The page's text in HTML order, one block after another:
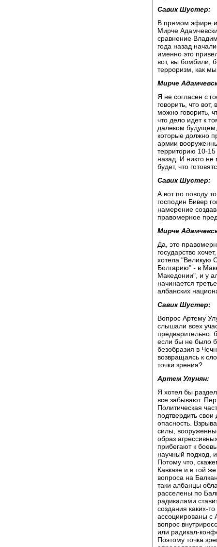
Савик Шустер:
В прямом эфире
Мирче
сравнение
года назад
именно это
вот, вы бомбили,
терроризм, как
Мирче
Я не согласен с
говорить, что
можно говорить,
что дело идет к
далеком
которые должно
армии
территорию 10-15
назад. И никто не
будет, что
Савик Шустер:
А вот по поводу
господин Бивер
намерение
правомерное
Мирче
Да, это
государство
хотела "Великую
Болгарию" - в
Македонии", и у
начинается
албанских
Савик Шустер:
Вопрос Артему
слышали всех
предварительно:
если бы не было
безобразия в
возвращаясь к
точки зрения?
Артем Улунян:
Я хотел бы
все забывают.
Политическая
подтвердить
опасность.
силы,
образ
прибегают к
научный подход,
Потому что,
Кавказе и в той
вопроса на
таки албанцы
расселены по
радикалами
создания каких-
ассоциированы с
вопрос
или радикал-
Поэтому точка